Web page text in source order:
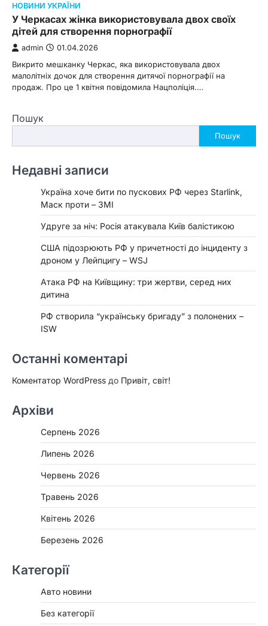
НОВИНИ УКРАЇНИ
У Черкасах жінка використовувала двох своїх
дітей для створення порнографії
admin 01.04.2026
Викрито мешканку Черкас, яка використовувала двох
малолітніх дочок для створення дитячої порнографії на
продаж. Про це 1 квітня повідомила Нацполіція.…
Пошук
Пошук
Недавні записи
Україна хоче бити по пускових РФ через Starlink,
Маск проти – ЗМІ
Удруге за ніч: Росія атакувала Київ балістикою
США підозрюють РФ у причетності до інциденту з
дроном у Лейпцигу – WSJ
Атака РФ на Київщину: три жертви, серед них
дитина
РФ створила “українську бригаду” з полонених –
ISW
Останні коментарі
Коментатор WordPress до Привіт, світ!
Архіви
Серпень 2026
Липень 2026
Червень 2026
Травень 2026
Квітень 2026
Березень 2026
Категорії
Авто новини
Без категорії